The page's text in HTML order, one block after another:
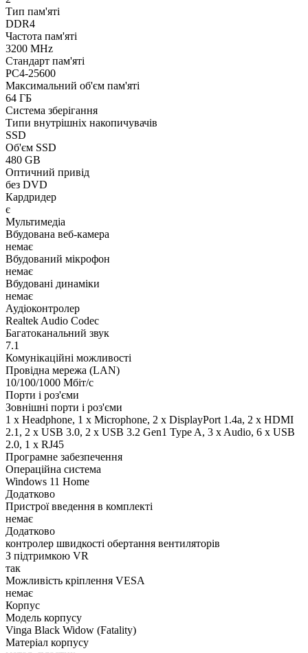
Тип пам'яті
DDR4
Частота пам'яті
3200 MHz
Стандарт пам'яті
PC4-25600
Максимальний об'єм пам'яті
64 ГБ
Система зберігання
Типи внутрішніх накопичувачів
SSD
Об'єм SSD
480 GB
Оптичний привід
без DVD
Кардридер
є
Мультимедіа
Вбудована веб-камера
немає
Вбудований мікрофон
немає
Вбудовані динаміки
немає
Аудіоконтролер
Realtek Audio Codec
Багатоканальний звук
7.1
Комунікаційні можливості
Провідна мережа (LAN)
10/100/1000 Мбіт/с
Порти і роз'єми
Зовнішні порти і роз'єми
1 x Нeadphone, 1 х Microphone, 2 x DisplayPort 1.4a, 2 x HDMI
2.1, 2 x USB 3.0, 2 x USB 3.2 Gen1 Type A, 3 x Audio, 6 x USB
2.0, 1 x RJ45
Програмне забезпечення
Операційна система
Windows 11 Home
Додатково
Пристрої введення в комплекті
немає
Додатково
контролер швидкості обертання вентиляторів
З підтримкою VR
так
Можливість кріплення VESA
немає
Корпус
Модель корпусу
Vinga Black Widow (Fatality)
Матеріал корпусу